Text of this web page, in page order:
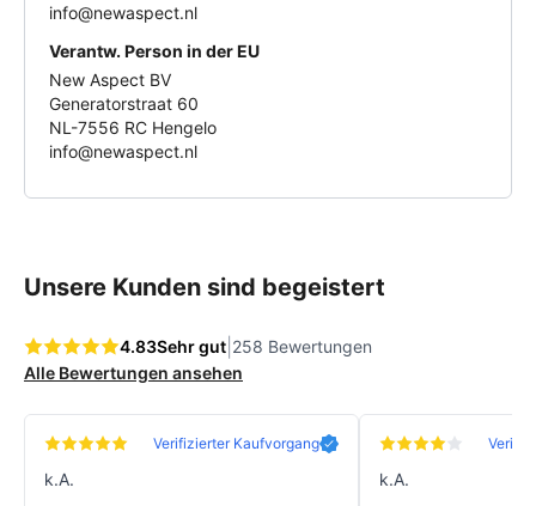
auf Qualität, die den Unterschied macht!
info@newaspect.nl
Verantw. Person in der EU
New Aspect BV
Generatorstraat 60
NL-7556 RC Hengelo
info@newaspect.nl
Unsere Kunden sind begeistert
4.83Sehr gut 258 Bewertungen
Alle Bewertungen ansehen
Verifizierter Kaufvorgang
k.A. k.A.